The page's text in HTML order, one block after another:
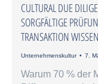
CULTURAL DUE
SORGFÄLTIGE
TRANSAKTION
Unternehmenskultur 7.
Warum 70 % der